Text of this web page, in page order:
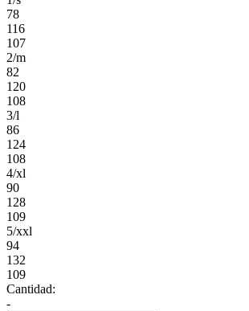
78
116
107
2/m
82
120
108
3/l
86
124
108
4/xl
90
128
109
5/xxl
94
132
109
Cantidad:
-